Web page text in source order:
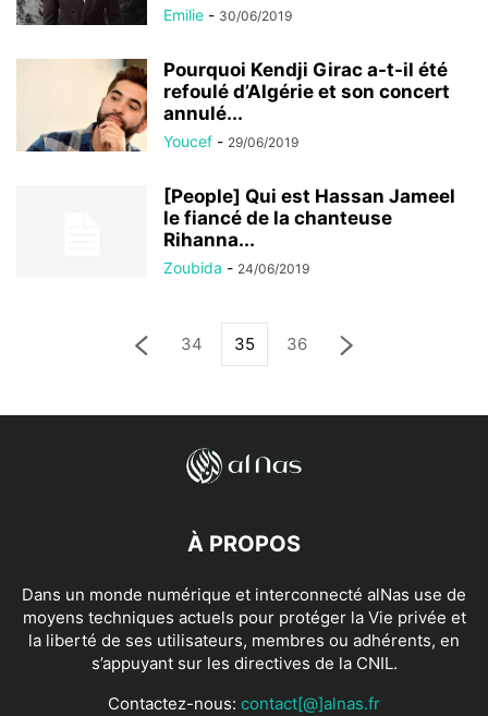
Emilie - 30/06/2019
Pourquoi Kendji Girac a-t-il été
refoulé d’Algérie et son concert
annulé...
Youcef - 29/06/2019
[People] Qui est Hassan Jameel
le fiancé de la chanteuse
Rihanna...
Zoubida - 24/06/2019
34 35 36
À PROPOS
Dans un monde numérique et interconnecté alNas use de
moyens techniques actuels pour protéger la Vie privée et
la liberté de ses utilisateurs, membres ou adhérents, en
s’appuyant sur les directives de la CNIL.
Contactez-nous: contact[@]alnas.fr